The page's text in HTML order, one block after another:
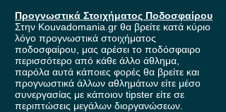
Προγνωστικά Στοιχήματος Ποδοσφαίρου
Στην Kouvadomania.gr θα βρείτε κατά κύριο
λόγο προγνωστικά στοιχήματος
ποδοσφαίρου, μας αρέσει το ποδόσφαιρο
περισσότερο από κάθε άλλο άθλημα,
παρόλα αυτά κάποιες φορές θα βρείτε και
προγνωστικά άλλων αθλημάτων είτε μέσο
συνεργασίας με κάποιον tipster είτε σε
περιπτώσεις μεγάλων διοργανώσεων.